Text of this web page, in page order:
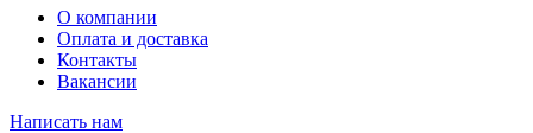
О компании
Оплата и доставка
Контакты
Вакансии
Написать нам